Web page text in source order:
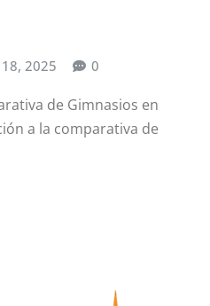
18, 2025 0
de Gimnasios en
a la comparativa de